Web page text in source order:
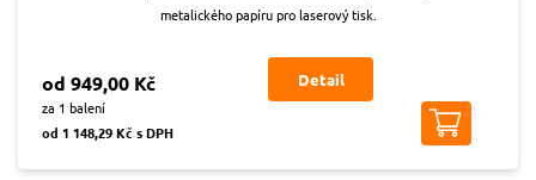
metalického papíru pro laserový tisk.
od 949,00 Kč
za 1 balení
od 1 148,29 Kč s DPH
Detail